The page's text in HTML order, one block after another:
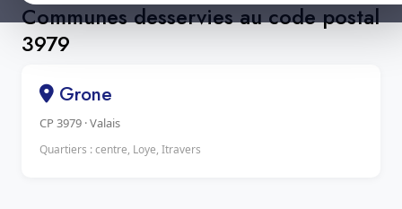
Communes desservies au code postal
3979
Grone
CP 3979 · Valais
Quartiers : centre, Loye, Itravers